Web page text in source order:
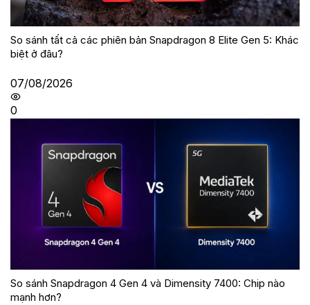
So sánh tất cả các phiên bản Snapdragon 8 Elite Gen 5: Khác
biệt ở đâu?
07/08/2026
0
So sánh Snapdragon 4 Gen 4 và Dimensity 7400: Chip nào
mạnh hơn?